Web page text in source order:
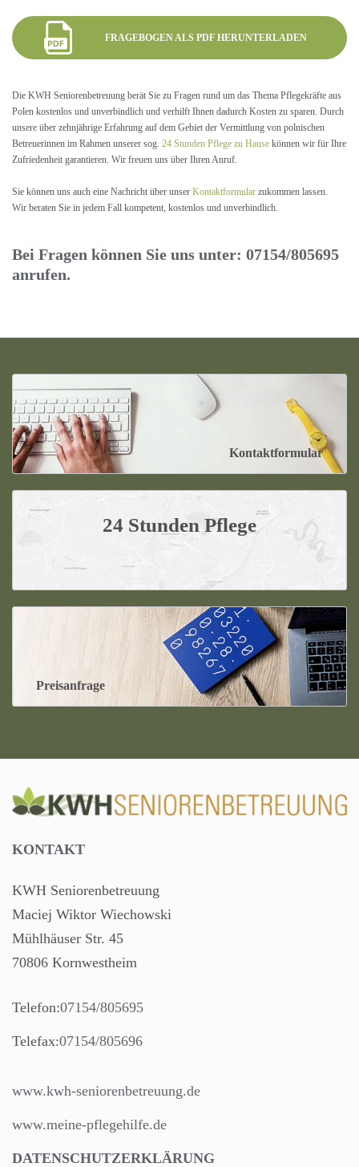
FRAGEBOGEN ALS PDF HERUNTERLADEN
Die KWH Seniorenbetreuung berät Sie zu Fragen rund um das Thema Pflegekräfte aus
Polen kostenlos und unverbindlich und verhilft Ihnen dadurch Kosten zu sparen. Durch
unsere über zehnjährige Erfahrung auf dem Gebiet der Vermittlung von polnischen
Betreuerinnen im Rahmen unserer sog. 24 Stunden Pflege zu Hause können wir für Ihre
Zufriedenheit garantieren. Wir freuen uns über Ihren Anruf.
Sie können uns auch eine Nachricht über unser Kontaktformular zukommen lassen.
Wir beraten Sie in jedem Fall kompetent, kostenlos und unverbindlich.
Bei Fragen können Sie uns unter: 07154/805695
anrufen.
Kontaktformular
24 Stunden Pflege
Preisanfrage
KONTAKT
KWH Seniorenbetreuung
Maciej Wiktor Wiechowski
Mühlhäuser Str. 45
70806 Kornwestheim
Telefon:07154/805695
Telefax:07154/805696
www.kwh-seniorenbetreuung.de
www.meine-pflegehilfe.de
DATENSCHUTZERKLÄRUNG